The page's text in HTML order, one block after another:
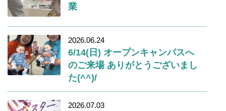
業
2026.06.24
6/14(日) オープンキャンパスへ
のご来場 ありがとうございまし
た(^^)/
2026.07.03